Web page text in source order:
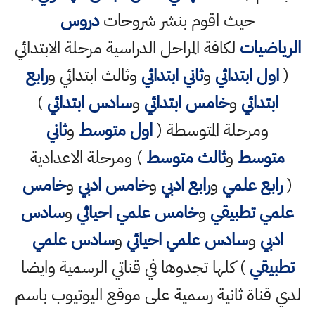
حيث اقوم بنشر شروحاتدروس
الرياضيات لكافة المراحل الدراسية مرحلة الابتدائي
(اول ابتدائي وثاني ابتدائي وثالث ابتدائي ورابع
ابتدائي وخامس ابتدائي وسادس ابتدائي)
ومرحلة المتوسطة (اول متوسط وثاني
متوسط وثالث متوسط) ومرحلة الاعدادية
(رابع علمي ورابع ادبي وخامس ادبي وخامس
علمي تطبيقي وخامس علمي احيائي وسادس
ادبي وسادس علمي احيائي وسادس علمي
تطبيقي) كلها تجدوها في قناتي الرسمية وايضا
لدي قناة ثانية رسمية على موقع اليوتيوب باسم